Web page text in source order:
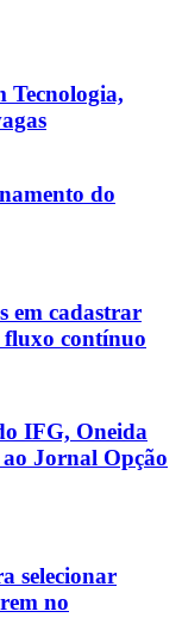
Tecnologia,
do
em cadastrar
fluxo contínuo
IFG, Oneida
Jornal Opção
selecionar
no